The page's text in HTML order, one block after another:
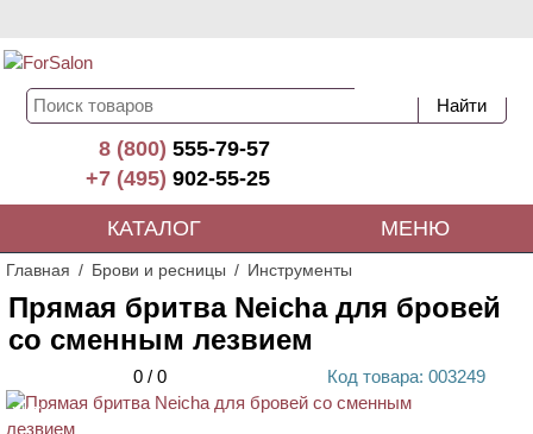
8 (800)555-79-57
+7 (495)902-55-25
КАТАЛОГ МЕНЮ
Главная Брови и ресницы Инструменты
Прямая бритва Neicha для бровей
со сменным лезвием
0 / 0 Код товара: 003249
ХИТ